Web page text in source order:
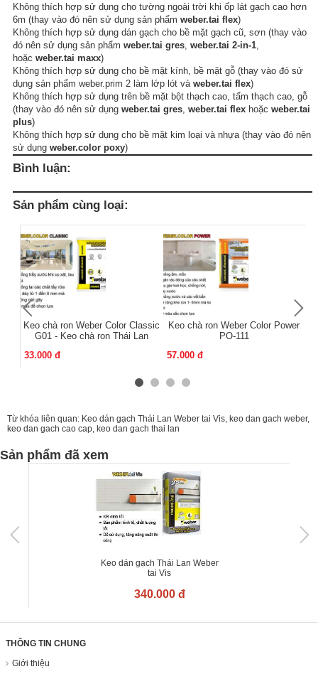
Không thích hợp sử dụng cho tường ngoài trời khi ốp lát gạch cao hơn
6m (thay vào đó nên sử dụng sản phẩm weber.tai flex)
Không thích hợp sử dụng dán gạch cho bề mặt gạch cũ, sơn (thay vào
đó nên sử dụng sản phẩm weber.tai gres weber.tai 2-in-1
hoặc weber.tai maxx)
Không thích hợp sử dụng cho bề mặt kính, bề mặt gỗ (thay vào đó sử
dụng sản phẩm weber.prim 2 làm lớp lót và weber.tai flex)
Không thích hợp sử dụng trên bề mặt bột thạch cao, tấm thạch cao, gỗ
(thay vào đó nên sử dụng weber.tai gres weber.tai flex hoặc weber.tai
plus)
Không thích hợp sử dụng cho bề mặt kim loại và nhựa (thay vào đó nên
sử dụng weber.color poxy)
Bình luận:
Sản phẩm cùng loại:
Keo chà ron Weber Color Classic
G01 - Keo chà ron Thái Lan
33.000 đ
Keo chà ron Weber Color Power
PO-111
57.000 đ
Từ khóa liên quan: Keo dán gạch Thái Lan Weber tai Vis keo dan gach weber,
keo dan gach cao cap keo dan gach thai lan
Sản phẩm đã xem
Keo dán gạch Thái Lan Weber
tai Vis
340.000 đ
THÔNG TIN CHUNG
Giới thiệu